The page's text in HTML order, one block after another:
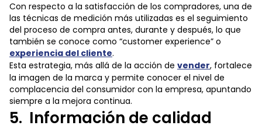
Con respecto a la satisfacción de los compradores, una de
las técnicas de medición más utilizadas es el seguimiento
del proceso de compra antes, durante y después, lo que
también se conoce como “customer experience” o
experiencia del cliente.
Esta estrategia, más allá de la acción de vender, fortalece
la imagen de la marca y permite conocer el nivel de
complacencia del consumidor con la empresa, apuntando
siempre a la mejora continua.
5. Información de calidad